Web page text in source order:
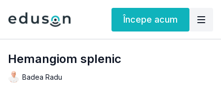
Începe acum
Hemangiom splenic
Badea Radu